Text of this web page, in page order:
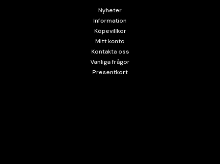
Nyheter
Information
Köpevillkor
Mitt konto
Kontakta oss
Vanliga frågor
Presentkort